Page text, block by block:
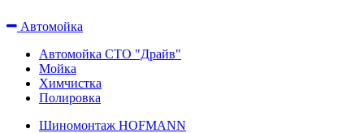
Отзывы
Статьи
Новости
Автомойка
Автомойка СТО "Драйв"
Мойка
Химчистка
Полировка
Шиномонтаж HOFMANN